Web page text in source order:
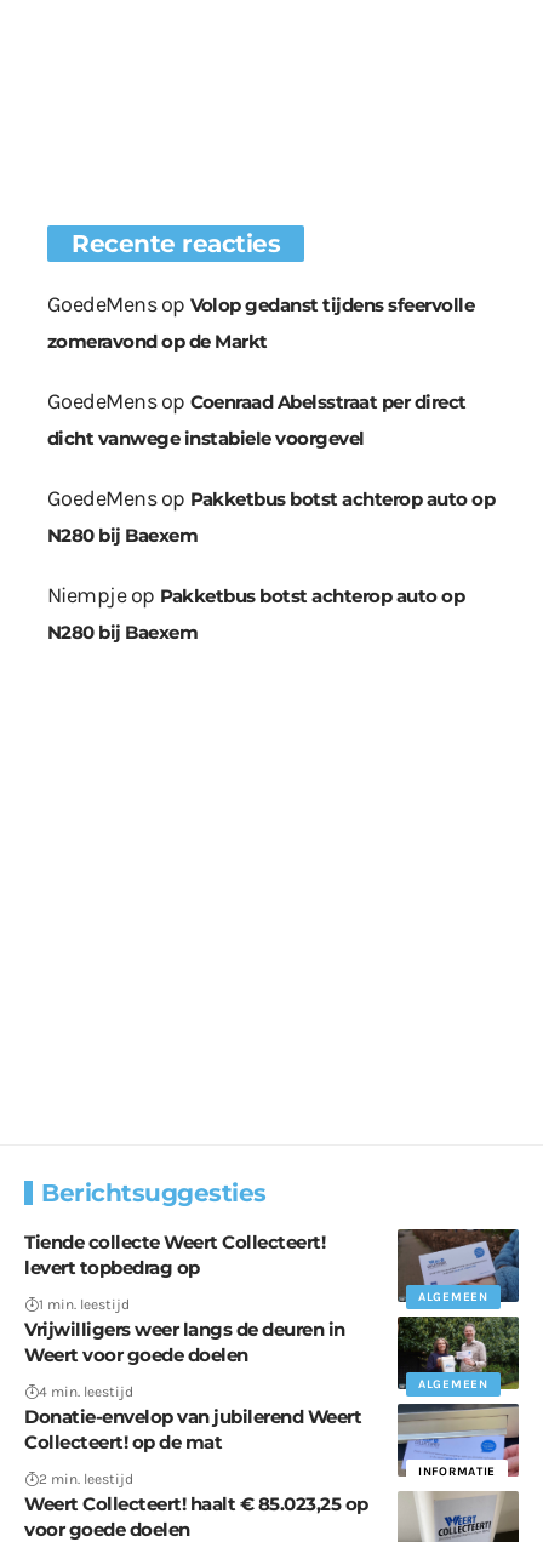
Recente reacties
GoedeMensop Volop gedanst tijdens sfeervolle
zomeravond op de Markt
GoedeMensop Coenraad Abelsstraat per direct
dicht vanwege instabiele voorgevel
GoedeMensop Pakketbus botst achterop auto op
N280 bij Baexem
Niempjeop Pakketbus botst achterop auto op
N280 bij Baexem
Berichtsuggesties
ALGEMEEN
Tiende collecte Weert Collecteert!
levert topbedrag op
1 min. leestijd
ALGEMEEN
Vrijwilligers weer langs de deuren in
Weert voor goede doelen
4 min. leestijd
INFORMATIE
Donatie-envelop van jubilerend Weert
Collecteert! op de mat
2 min. leestijd
Weert Collecteert! haalt € 85.023,25 op
voor goede doelen